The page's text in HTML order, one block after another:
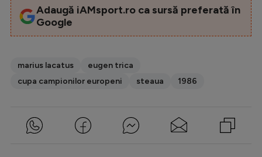
Adaugă iAMsport.ro ca sursă preferată în
Google
marius lacatus
eugen trica
cupa campionilor europeni
steaua 1986